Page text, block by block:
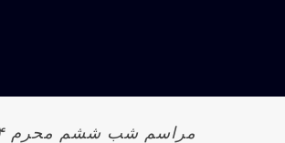
مراسم شب ششم محرم ۲۰۲۴